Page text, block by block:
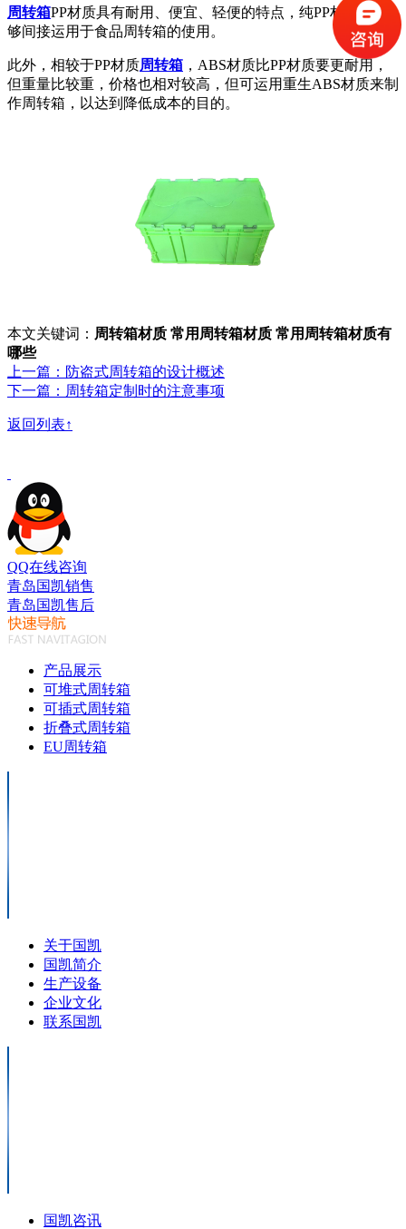
周转箱PP材质具有耐用、便宜、轻便的特点，纯PP材质的能
够间接运用于食品周转箱的使用。
此外，相较于PP材质周转箱 ，ABS材质比PP材质要更耐用，
但重量比较重，价格也相对较高，但可运用重生ABS材质来制
作周转箱，以达到降低成本的目的。
本文关键词： 周转箱材质 常用周转箱材质 常用周转箱材质有
哪些
上一篇：防盗式周转箱的设计概述
下一篇：周转箱定制时的注意事项
返回列表↑
QQ在线咨询
青岛国凯销售
青岛国凯售后
产品展示
可堆式周转箱
可插式周转箱
折叠式周转箱
EU周转箱
关于国凯
国凯简介
生产设备
企业文化
联系国凯
国凯咨讯